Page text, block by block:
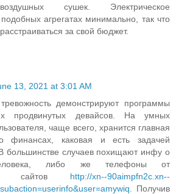
сушек. Электрическое
агрегатах минимально, так что
за свой бюджет.
13, 2021 at 3:01 AM
демонстрируют программы
продвинутых девайсов. На умных
чаще всего, хранится главная
финансах, каковая и есть задачей
большинстве случаев похищают инфу о
либо же телефоны от
сайтов http://xn--90aimpfn2c.xn--
. Получив